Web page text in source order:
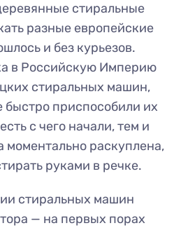
стиральные
разные европейские
и без курьезов.
в Российскую Империю
стиральных машин,
быстро приспособили их
с чего начали, тем и
моментально раскуплена,
руками в речке.
стиральных машин
— на первых порах